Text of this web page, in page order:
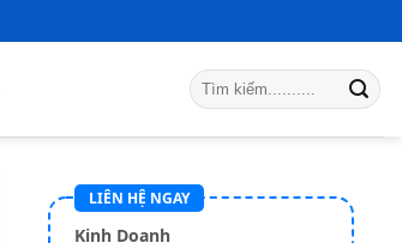
LIÊN HỆ NGAY
Kinh Doanh